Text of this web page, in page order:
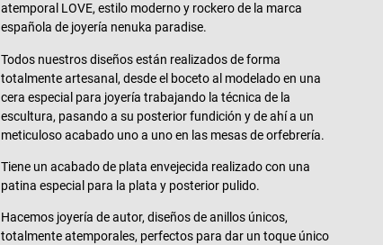
atemporal LOVE, estilo moderno y rockero de la marca
española de joyería nenuka paradise.
Todos nuestros diseños están realizados de forma
totalmente artesanal, desde el boceto al modelado en una
cera especial para joyería trabajando la técnica de la
escultura, pasando a su posterior fundición y de ahí a un
meticuloso acabado uno a uno en las mesas de orfebrería.
Tiene un acabado de plata envejecida realizado con una
patina especial para la plata y posterior pulido.
Hacemos joyería de autor, diseños de anillos únicos,
totalmente atemporales, perfectos para dar un toque único